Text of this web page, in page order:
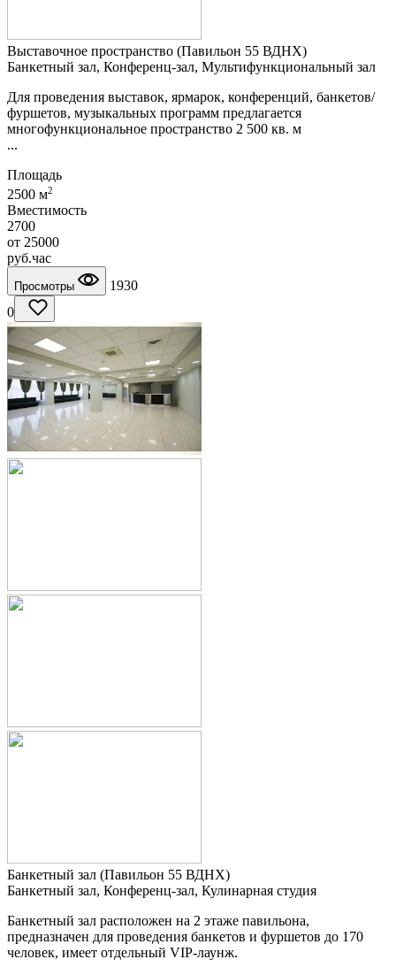
Выставочное пространство (Павильон 55 ВДНХ)
Банкетный зал, Конференц-зал, Мультифункциональный зал
Для проведения выставок, ярмарок, конференций, банкетов/
фуршетов, музыкальных программ предлагается
многофункциональное пространство 2 500 кв. м
...
Площадь
2500 м2
Вместимость
2700
от 25000
руб.час
Просмотры
1930
0
Банкетный зал (Павильон 55 ВДНХ)
Банкетный зал, Конференц-зал, Кулинарная студия
Банкетный зал расположен на 2 этаже павильона,
предназначен для проведения банкетов и фуршетов до 170
человек, имеет отдельный VIP-лаунж.